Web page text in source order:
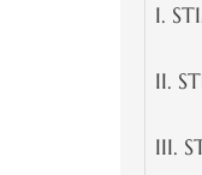
I.
II.
III.